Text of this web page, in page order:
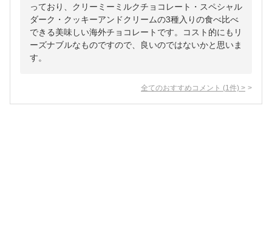
っており、クリーミーミルクチョコレート・スペシャル
ダーク・クッキーアンドクリームの3種入りの食べ比べ
できる美味しい海外チョコレートです。コスト的にもリ
ーズナブルなものですので、良いのではないかと思いま
す。
全てのおすすめコメント (1 件) >